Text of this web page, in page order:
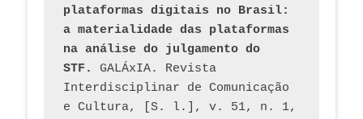
plataformas digitais no Brasil:
a materialidade das plataformas
na análise do julgamento do
STF.
GALÁxIA. Revista
Interdisciplinar de Comunicação
e Cultura, [S. l.], v. 51, n. 1,